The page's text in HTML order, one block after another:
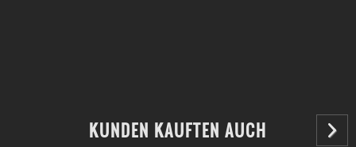
KUNDEN KAUFTEN AUCH